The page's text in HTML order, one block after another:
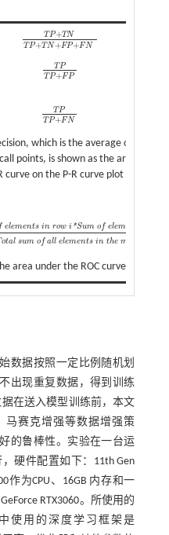
TP+TN
TP+TN+FP+FN
TP+TNTP+TN+FP+
TP
TP+FP
TPTP+FP
TP
TP+FN
TPTP+FN
which is the average of the
points, is shown as the area under
curve on the P-R curve plot
f elements in row i *Sum o f eleme
otal sum of all elements in the m
pe=∑i(Su m of e lemen ts i n row
area under the ROC curve
数据按照一定比例随机划
出现重复数据，得到训练
在送入模型训练前，本文
马赛克增强等数据增强策
的鲁棒性。实验在一台运
硬件配置如下：11th Gen
作为CPU、16GB 内存和一
RTX3060。所使用的
使用的深度学习框架是